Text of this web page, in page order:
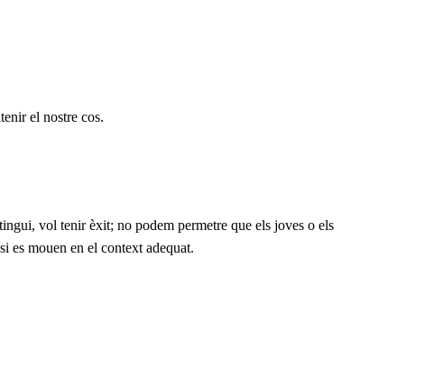
el nostre cos.
vol tenir èxit; no podem permetre que els joves o els
es mouen en el context adequat.